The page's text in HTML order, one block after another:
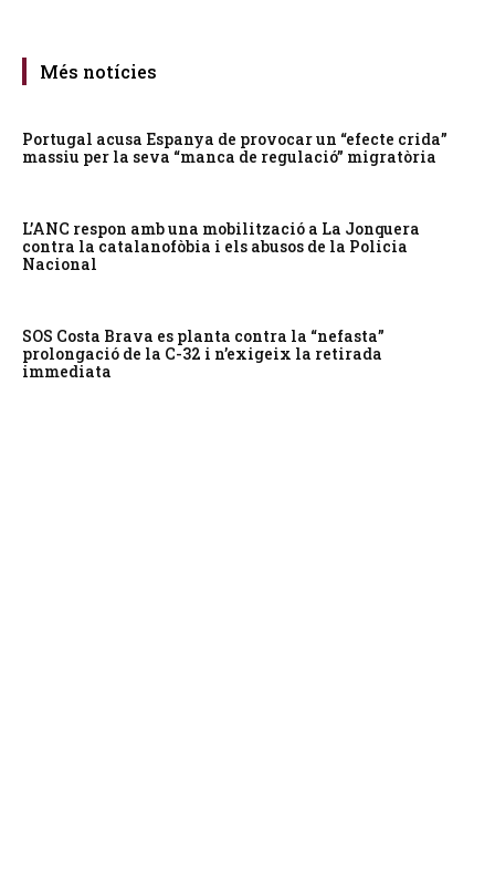
Més notícies
Portugal acusa Espanya de provocar un “efecte crida”
massiu per la seva “manca de regulació” migratòria
L’ANC respon amb una mobilització a La Jonquera
contra la catalanofòbia i els abusos de la Policia
Nacional
SOS Costa Brava es planta contra la “nefasta”
prolongació de la C-32 i n’exigeix la retirada
immediata